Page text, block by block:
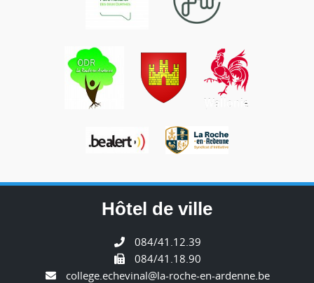
Hôtel de ville
084/41.12.39
084/41.18.90
college.echevinal@la-roche-en-ardenne.be